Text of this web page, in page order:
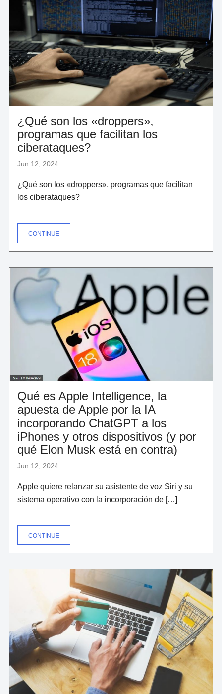
Y
EMPRESAS:
ANATEL"
¿Qué son los «droppers»,
programas que facilitan los
ciberataques?
Jun 12, 2024
¿Qué son los «droppers», programas que facilitan
los ciberataques?
CONTINUE"¿QUÉ
LOS
«DROPPERS»,
FACILITAN
CIBERATAQUES?"
Qué es Apple Intelligence, la
apuesta de Apple por la IA
incorporando ChatGPT a los
iPhones y otros dispositivos (y por
qué Elon Musk está en contra)
Jun 12, 2024
Apple quiere relanzar su asistente de voz Siri y su
sistema operativo con la incorporación de […]
CONTINUE"QUÉ
APPLE
INTELLIGENCE,
DE
INCORPORANDO
CHATGPT
A
LOS
IPHONES
Y
OTROS
DISPOSITIVOS
(Y
POR
QUÉ
ELON
MUSK
ESTÁ
EN
CONTRA)"